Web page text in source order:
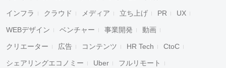
インフラ クラウド メディア 立ち上げ PR UX
WEBデザイン ベンチャー 事業開発 動画
クリエーター 広告 コンテンツ HR Tech CtoC
シェアリングエコノミー Uber フルリモート